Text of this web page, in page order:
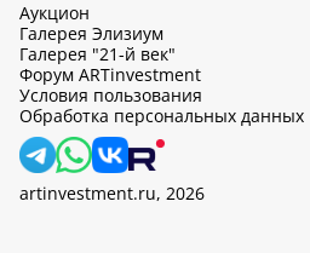
Аукцион
Галерея Элизиум
Галерея "21-й век"
Форум ARTinvestment
Условия пользования
Обработка персональных данных
artinvestment.ru, 2026